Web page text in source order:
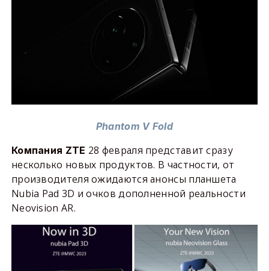
Phantom V Fold
Компания ZTE 28 февраля представит сразу
несколько новых продуктов. В частности, от
производителя ожидаются анонсы планшета
Nubia Pad 3D и очков дополненной реальности
Neovision AR.